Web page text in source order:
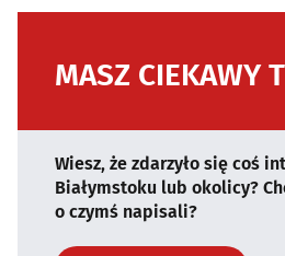
MASZ CIEKAWY
Wiesz, że zdarzyło się coś
Białymstoku lub okolicy?
o czymś napisali?